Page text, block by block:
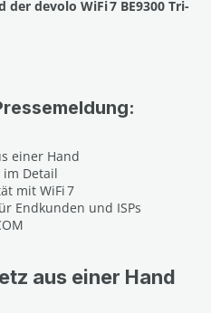
der devolo WiFi 7 BE9300 Tri-
einer Hand
im Detail
mit WiFi 7
Endkunden und ISPs
aus einer Hand